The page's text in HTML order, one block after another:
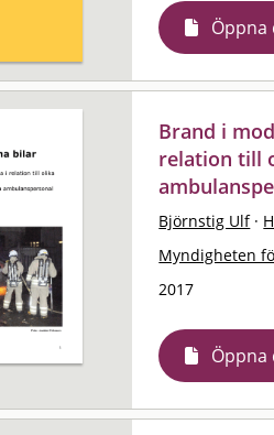
Brand i
relation till
Björnstig Ulf ·
Myndigheten
2017